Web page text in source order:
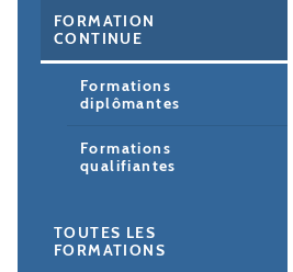
FORMATION
CONTINUE
Formations
diplômantes
Formations
qualifiantes
TOUTES LES
FORMATIONS